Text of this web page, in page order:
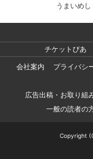
うまいめし
チケットぴあ
会社案内
プライバシ
広告出稿・お取り組
一般の読者の
Copyright